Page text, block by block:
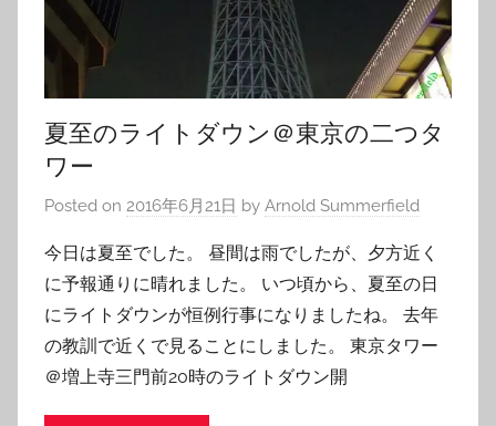
夏至のライトダウン＠東京の二つタ
ワー
Posted on 2016年6月21日 by Arnold Summerfield
今日は夏至でした。 昼間は雨でしたが、夕方近く
に予報通りに晴れました。 いつ頃から、夏至の日
にライトダウンが恒例行事になりましたね。 去年
の教訓で近くで見ることにしました。 東京タワー
＠増上寺三門前20時のライトダウン開